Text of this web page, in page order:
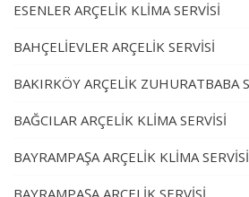
ESENLER ARÇELİK KLİMA SERVİSİ
BAHÇELİEVLER ARÇELİK SERVİSİ
BAKIRKÖY ARÇELİK ZUHURATBABA
BAĞCILAR ARÇELİK KLİMA SERVİSİ
BAYRAMPAŞA ARÇELİK KLİMA SERVİSİ